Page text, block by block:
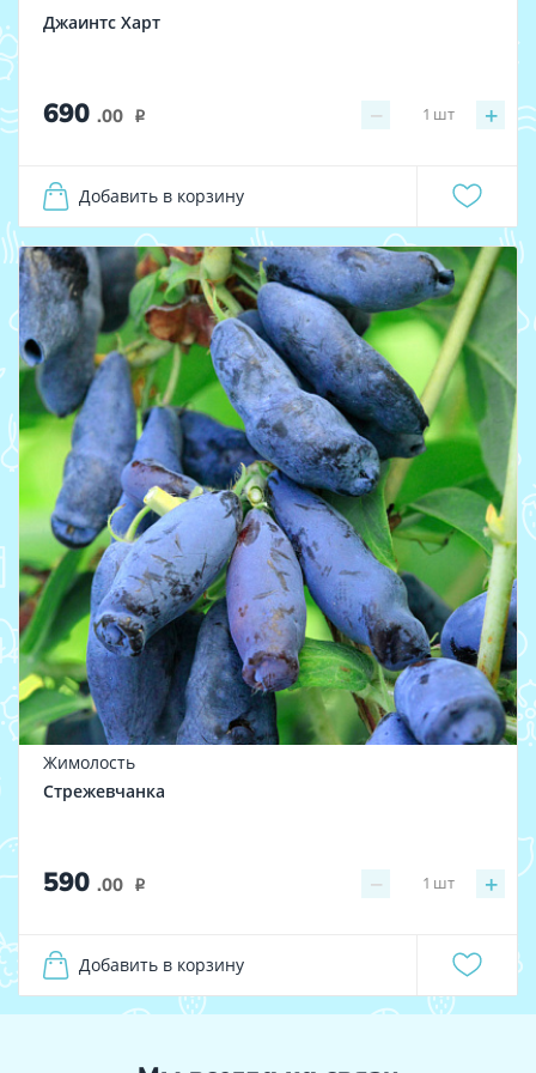
Джаинтс Харт
690 .00 i − +
1 шт
Добавить в корзину
Жимолость
Стрежевчанка
590 .00 i − +
1 шт
Добавить в корзину